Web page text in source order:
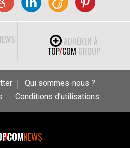
ADHÉRER À
TOP/COM GROUP
Qui sommes-nous ?
Conditions d’utilisations
NEWS